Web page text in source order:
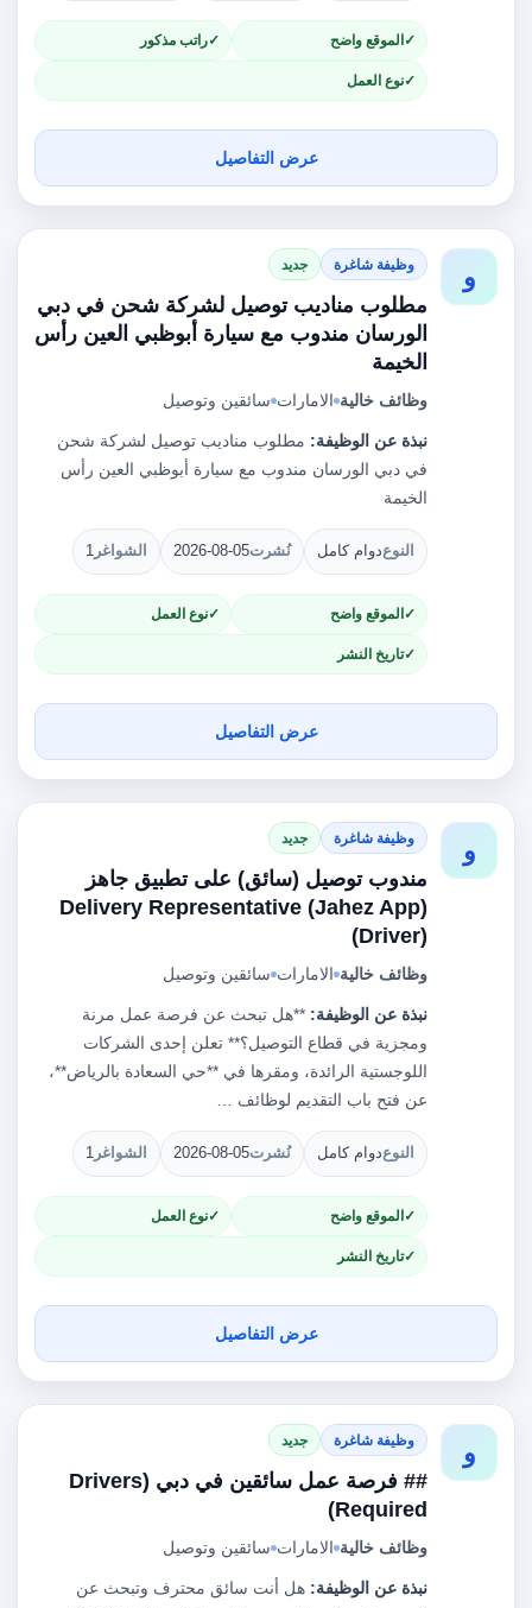
الموقع واضح راتب مذكور
نوع العمل
عرض التفاصيل
و وظيفة شاغرة جديد
مطلوب مناديب توصيل لشركة شحن في دبي
الورسان مندوب مع سيارة أبوظبي العين رأس
الخيمة
وظائف خالية الامارات سائقين وتوصيل
نبذة عن الوظيفة: مطلوب مناديب توصيل لشركة شحن
في دبي الورسان مندوب مع سيارة أبوظبي العين رأس
الخيمة
النوعدوام كامل نُشرت2026-08-05 الشواغر 1
الموقع واضح نوع العمل
تاريخ النشر
عرض التفاصيل
و وظيفة شاغرة جديد
مندوب توصيل (سائق) على تطبيق جاهز
(Delivery Representative (Jahez App
Driver))
وظائف خالية الامارات سائقين وتوصيل
نبذة عن الوظيفة: **هل تبحث عن فرصة عمل مرنة
ومجزية في قطاع التوصيل؟** تعلن إحدى الشركات
اللوجستية الرائدة، ومقرها في **حي السعادة بالرياض**،
عن فتح باب التقديم لوظائف …
النوعدوام كامل نُشرت2026-08-05 الشواغر 1
الموقع واضح نوع العمل
تاريخ النشر
عرض التفاصيل
و وظيفة شاغرة جديد
## فرصة عمل سائقين في دبي (Drivers
Required)
وظائف خالية الامارات سائقين وتوصيل
نبذة عن الوظيفة: هل أنت سائق محترف وتبحث عن